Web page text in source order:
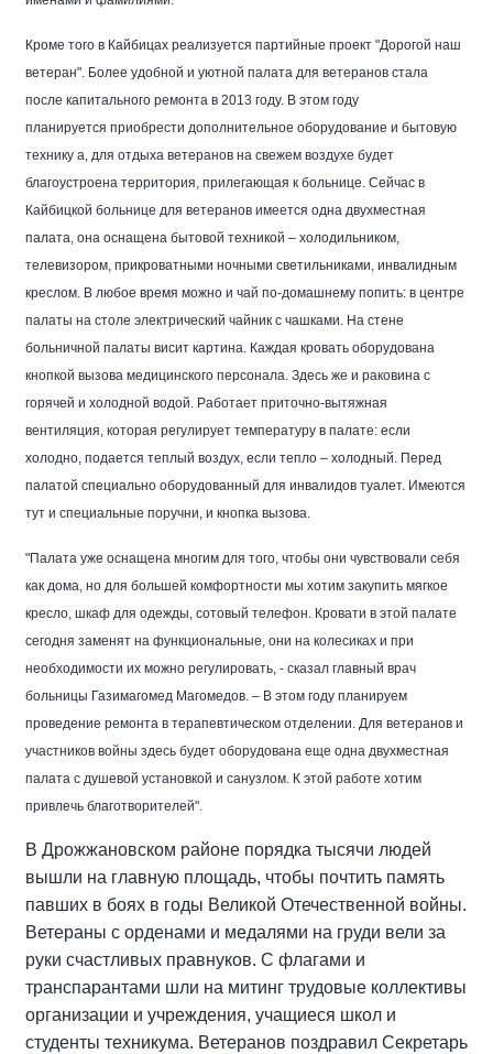
Кроме того в Кайбицах реализуется партийные проект "Дорогой наш
ветеран". Более удобной и уютной палата для ветеранов стала
после капитального ремонта в 2013 году. В этом году
планируется приобрести дополнительное оборудование и бытовую
технику а, для отдыха ветеранов на свежем воздухе будет
благоустроена территория, прилегающая к больнице. Сейчас в
Кайбицкой больнице для ветеранов имеется одна двухместная
палата, она оснащена бытовой техникой – холодильником,
телевизором, прикроватными ночными светильниками, инвалидным
креслом. В любое время можно и чай по-домашнему попить: в центре
палаты на столе электрический чайник с чашками. На стене
больничной палаты висит картина. Каждая кровать оборудована
кнопкой вызова медицинского персонала. Здесь же и раковина с
горячей и холодной водой. Работает приточно-вытяжная
вентиляция, которая регулирует температуру в палате: если
холодно, подается теплый воздух, если тепло – холодный. Перед
палатой специально оборудованный для инвалидов туалет. Имеются
тут и специальные поручни, и кнопка вызова.
"Палата уже оснащена многим для того, чтобы они чувствовали себя
как дома, но для большей комфортности мы хотим закупить мягкое
кресло, шкаф для одежды, сотовый телефон. Кровати в этой палате
сегодня заменят на функциональные, они на колесиках и при
необходимости их можно регулировать, - сказал главный врач
больницы Газимагомед Магомедов. – В этом году планируем
проведение ремонта в терапевтическом отделении. Для ветеранов и
участников войны здесь будет оборудована еще одна двухместная
палата с душевой установкой и санузлом. К этой работе хотим
привлечь благотворителей".
В Дрожжановском районе порядка тысячи людей
вышли на главную площадь, чтобы почтить память
павших в боях в годы Великой Отечественной войны.
Ветераны с орденами и медалями на груди вели за
руки счастливых правнуков. С флагами и
транспарантами шли на митинг трудовые коллективы
организации и учреждения, учащиеся школ и
студенты техникума. Ветеранов поздравил Секретарь